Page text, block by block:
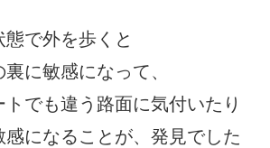
態で外を歩くと
に敏感になって、
トでも違う路面に気付いたり
になることが、発見でした